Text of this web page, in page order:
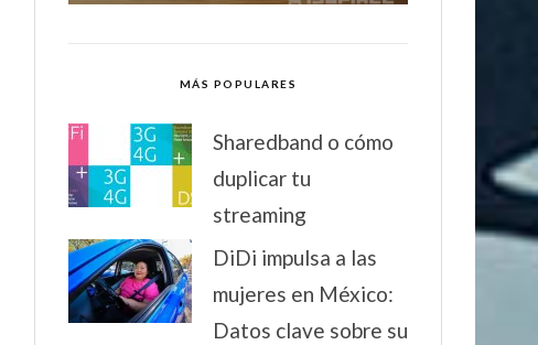
MÁS POPULARES
Sharedband o cómo
duplicar tu
streaming
DiDi impulsa a las
mujeres en México:
Datos clave sobre su